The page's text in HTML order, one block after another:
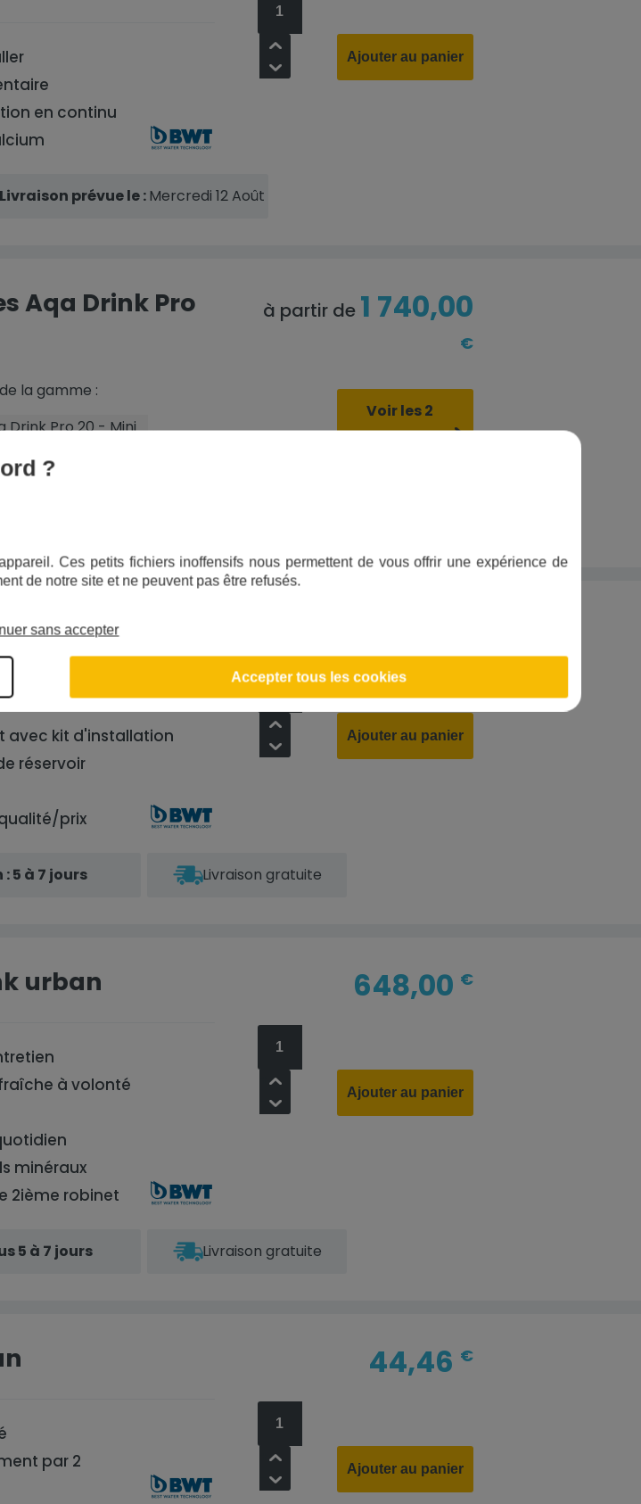
en continu
Ajouter au panier
Livraison prévue le :Mercredi 12 Août
Aqa Drink Pro
la gamme :
Drink Pro 20 - Mini
à partir de 1 740,00
€
Voir les 2
P'URE
avec kit d'installation
réservoir
prix
Ajouter au panier
5 à 7 jours Livraison gratuite
urban
à volonté
minéraux
2ième robinet
648,00 €
Ajouter au panier
5 à 7 jours Livraison gratuite
par 2
44,46 €
Ajouter au panier
?
Ces petits fichiers inoffensifs nous permettent de vous offrir une expérience de
de notre site et ne peuvent pas être refusés.
sans accepter
Accepter tous les cookies